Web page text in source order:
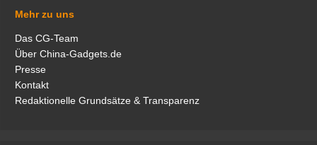
Mehr zu uns
Das CG-Team
Über China-Gadgets.de
Presse
Kontakt
Redaktionelle Grundsätze & Transparenz